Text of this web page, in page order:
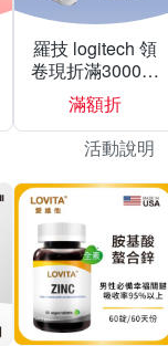
羅技 logitech 領
卷現折滿3000折
300
滿額折
活動說明